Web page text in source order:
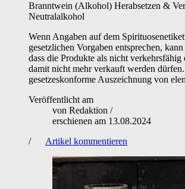
Branntwein (Alkohol) Herabsetzen &
Neutralalkohol
Wenn Angaben auf dem
gesetzlichen Vorgaben entsprechen,
dass die Produkte als nicht verkehrsfähig
damit nicht mehr verkauft werden
gesetzeskonforme Auszeichnung von
Veröffentlicht am
von Redaktion /
erschienen am 13.08.2024
/
Artikel kommentieren